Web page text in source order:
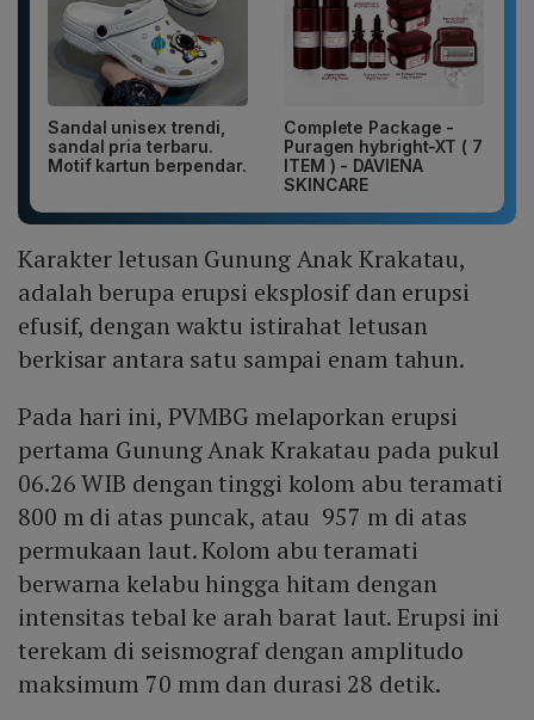
Sandal unisex trendi,
sandal pria terbaru.
Motif kartun berpendar.
Complete Package -
Puragen hybright-XT ( 7
ITEM ) - DAVIENA
SKINCARE
Karakter letusan Gunung Anak Krakatau,
adalah berupa erupsi eksplosif dan erupsi
efusif, dengan waktu istirahat letusan
berkisar antara satu sampai enam tahun.
Pada hari ini, PVMBG melaporkan erupsi
pertama Gunung Anak Krakatau pada pukul
06.26 WIB dengan tinggi kolom abu teramati
800 m di atas puncak, atau 957 m di atas
permukaan laut. Kolom abu teramati
berwarna kelabu hingga hitam dengan
intensitas tebal ke arah barat laut. Erupsi ini
terekam di seismograf dengan amplitudo
maksimum 70 mm dan durasi 28 detik.